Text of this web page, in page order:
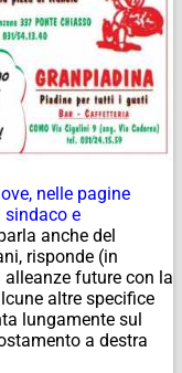
nelle pagine
sindaco e
anche del
risponde (in
future con la
altre specifice
lungamente sul
a destra